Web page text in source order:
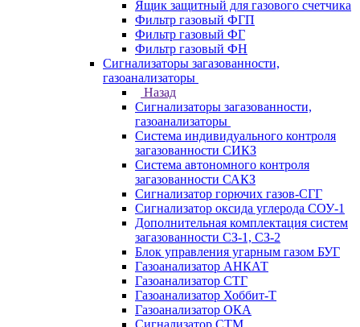
Ящик защитный для газового счетчика
Фильтр газовый ФГП
Фильтр газовый ФГ
Фильтр газовый ФН
Сигнализаторы загазованности,
газоанализаторы
Назад
Сигнализаторы загазованности,
газоанализаторы
Система индивидуального контроля
загазованности СИКЗ
Система автономного контроля
загазованности САКЗ
Сигнализатор горючих газов-СГГ
Сигнализатор оксида углерода СОУ-1
Дополнительная комплектация систем
загазованности СЗ-1, СЗ-2
Блок управления угарным газом БУГ
Газоанализатор АНКАТ
Газоанализатор СТГ
Газоанализатор Хоббит-Т
Газоанализатор ОКА
Сигнализатор СТМ